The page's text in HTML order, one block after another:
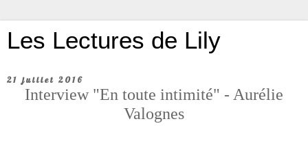
Les Lectures de Lily
21 juillet 2016
Interview "En toute intimité" - Aurélie
Valognes